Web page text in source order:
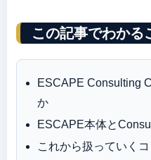
この記事でわかる
ESCAPE Consulting
か
ESCAPE本体と
これから扱っていく